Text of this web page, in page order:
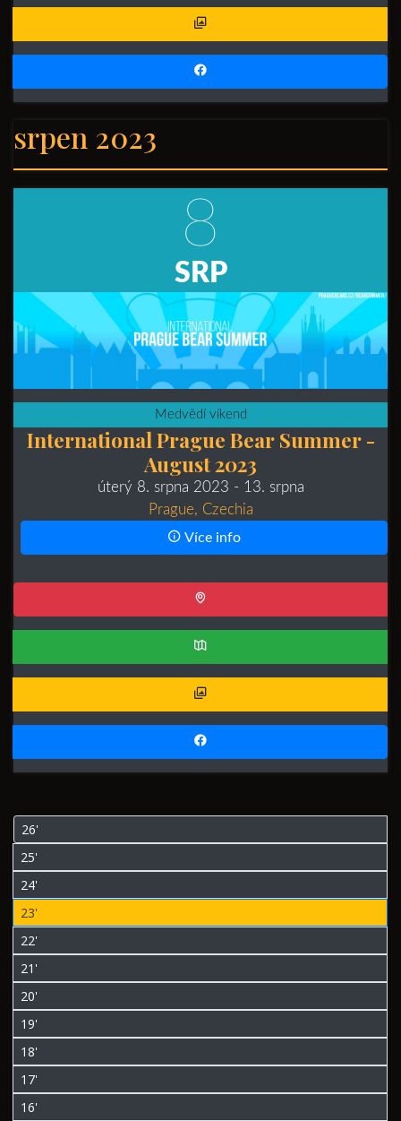
srpen 2023
8
SRP
Medvědí víkend
International Prague Bear Summer -
August 2023
úterý 8. srpna 2023 - 13. srpna
Prague, Czechia
Více info
26'
25'
24'
23'
22'
21'
20'
19'
18'
17'
16'